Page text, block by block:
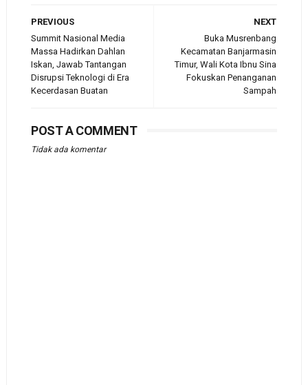
NEXT
Buka Musrenbang
Kecamatan Banjarmasin
Timur, Wali Kota Ibnu Sina
Fokuskan Penanganan
Sampah
PREVIOUS
Summit Nasional Media
Massa Hadirkan Dahlan
Iskan, Jawab Tantangan
Disrupsi Teknologi di Era
Kecerdasan Buatan
POST A COMMENT
Tidak ada komentar